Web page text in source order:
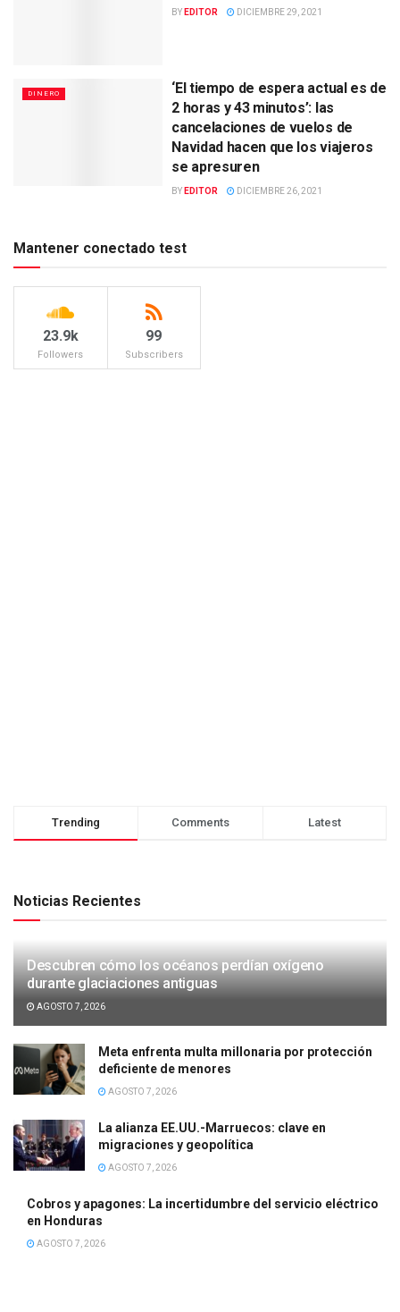
BY EDITOR DICIEMBRE 29, 2021
DINERO
‘El tiempo de espera actual es de
2 horas y 43 minutos’: las
cancelaciones de vuelos de
Navidad hacen que los viajeros
se apresuren
BY EDITOR DICIEMBRE 26, 2021
Mantener conectado test
23.9k
Followers
99
Subscribers
Trending Comments Latest
Noticias Recientes
Descubren cómo los océanos perdían oxígeno
durante glaciaciones antiguas
AGOSTO 7, 2026
Meta enfrenta multa millonaria por protección
deficiente de menores
AGOSTO 7, 2026
La alianza EE.UU.-Marruecos: clave en
migraciones y geopolítica
AGOSTO 7, 2026
Cobros y apagones: La incertidumbre del servicio eléctrico
en Honduras
AGOSTO 7, 2026